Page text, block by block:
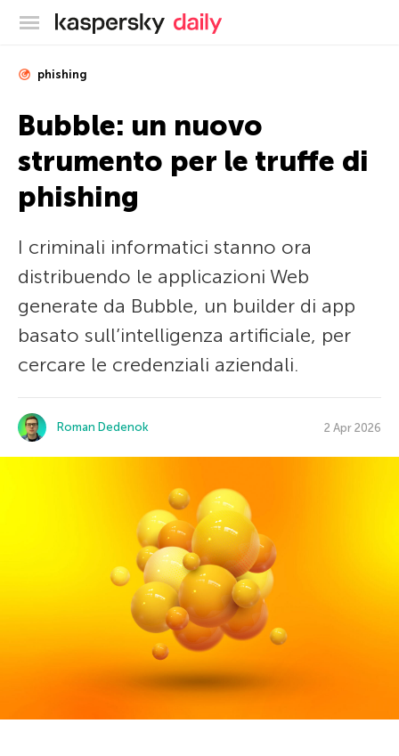
Blog ufficiale di Kaspersky
phishing
Bubble: un nuovo
strumento per le truffe di
phishing
I criminali informatici stanno ora
distribuendo le applicazioni Web
generate da Bubble, un builder di app
basato sull’intelligenza artificiale, per
cercare le credenziali aziendali.
Roman Dedenok 2 Apr 2026